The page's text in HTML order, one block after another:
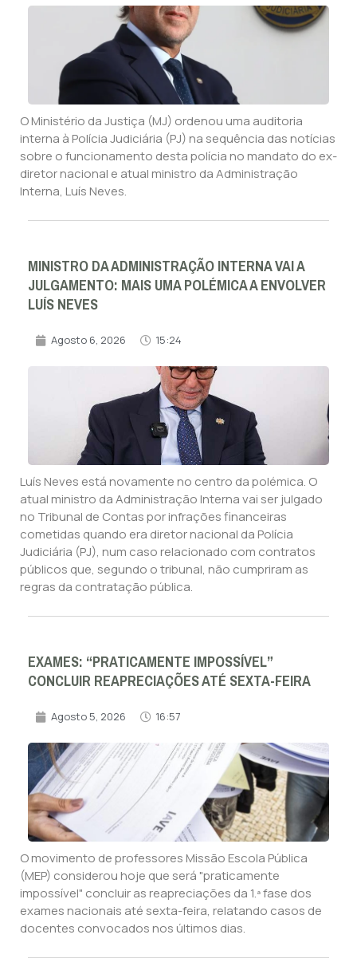
O Ministério da Justiça (MJ) ordenou uma auditoria
interna à Polícia Judiciária (PJ) na sequência das notícias
sobre o funcionamento desta polícia no mandato do ex-
diretor nacional e atual ministro da Administração
Interna, Luís Neves.
MINISTRO DA ADMINISTRAÇÃO INTERNA VAI A
JULGAMENTO: MAIS UMA POLÉMICA A ENVOLVER
LUÍS NEVES
Agosto 6, 2026 15:24
Luís Neves está novamente no centro da polémica. O
atual ministro da Administração Interna vai ser julgado
no Tribunal de Contas por infrações financeiras
cometidas quando era diretor nacional da Polícia
Judiciária (PJ), num caso relacionado com contratos
públicos que, segundo o tribunal, não cumpriram as
regras da contratação pública.
EXAMES: “PRATICAMENTE IMPOSSÍVEL”
CONCLUIR REAPRECIAÇÕES ATÉ SEXTA-FEIRA
Agosto 5, 2026 16:57
O movimento de professores Missão Escola Pública
(MEP) considerou hoje que será "praticamente
impossível" concluir as reapreciações da 1.ª fase dos
exames nacionais até sexta-feira, relatando casos de
docentes convocados nos últimos dias.